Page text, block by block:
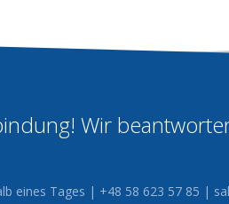
Wir
eines Tages | +48 58 623 57 85 |